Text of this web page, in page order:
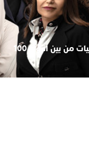
من بينهم زوجة أخنوش.. نساء مغربيات من بين أقوى 100